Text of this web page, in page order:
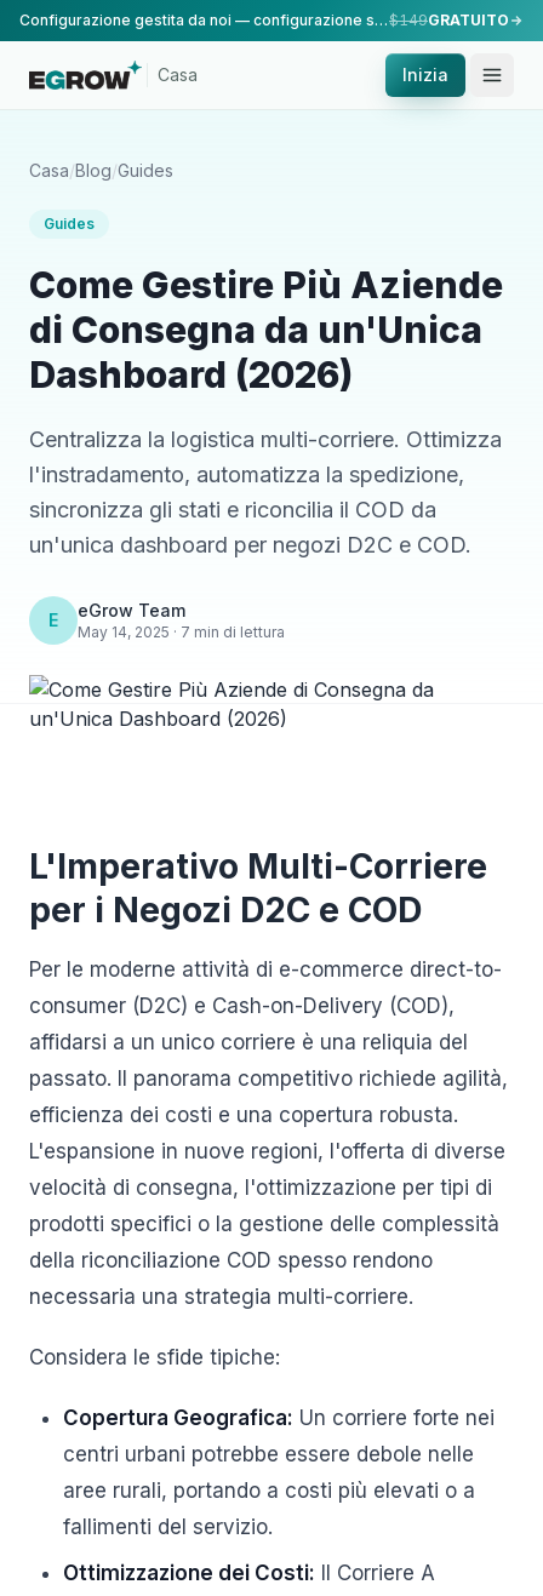
Configurazione gestita da noi — configurazione standard, eseguita dal nostro team.$149GRATUITO
Casa Inizia
Casa/Blog/Guides
Guides
Come Gestire Più Aziende
di Consegna da un'Unica
Dashboard (2026)
Centralizza la logistica multi-corriere. Ottimizza
l'instradamento, automatizza la spedizione,
sincronizza gli stati e riconcilia il COD da
un'unica dashboard per negozi D2C e COD.
E eGrow Team
May 14, 2025 · 7 min di lettura
L'Imperativo Multi-Corriere
per i Negozi D2C e COD
Per le moderne attività di e-commerce direct-to-
consumer (D2C) e Cash-on-Delivery (COD),
affidarsi a un unico corriere è una reliquia del
passato. Il panorama competitivo richiede agilità,
efficienza dei costi e una copertura robusta.
L'espansione in nuove regioni, l'offerta di diverse
velocità di consegna, l'ottimizzazione per tipi di
prodotti specifici o la gestione delle complessità
della riconciliazione COD spesso rendono
necessaria una strategia multi-corriere.
Considera le sfide tipiche:
Copertura Geografica: Un corriere forte nei
centri urbani potrebbe essere debole nelle
aree rurali, portando a costi più elevati o a
fallimenti del servizio.
Ottimizzazione dei Costi: Il Corriere A